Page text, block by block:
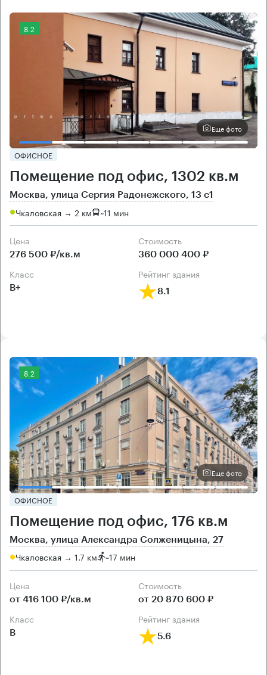
8.2
Еще фото
ОФИСНОЕ
Помещение под офис, 1302 кв.м
Москва, улица Сергия Радонежского, 13 с1
Чкаловская → 2 км ~11 мин
Цена
276 500 ₽/кв.м
Cтоимость
360 000 400 ₽
класс
B+
рейтинг здания
8.1
8.2
Еще фото
ОФИСНОЕ
Помещение под офис, 176 кв.м
Москва, улица Александра Солженицына, 27
Чкаловская → 1.7 км ~17 мин
Цена
от 416 100 ₽/кв.м
Cтоимость
от 20 870 600 ₽
класс
B
рейтинг здания
5.6